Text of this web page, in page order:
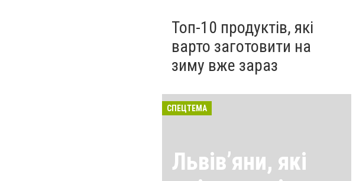
Топ-10 продуктів, які
варто заготовити на
зиму вже зараз
СПЕЦТЕМА
Львівʼяни, які